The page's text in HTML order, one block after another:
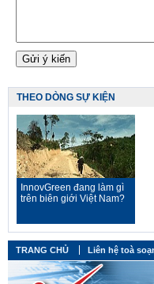
THEO DÒNG SỰ KIỆN
InnovGreen đang làm gì
trên biên giới Việt Nam?
TRANG CHỦ Liên hệ toà